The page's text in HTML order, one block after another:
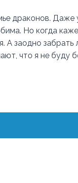
драконов. Даже
Но когда
А заодно забрать
что я не буду